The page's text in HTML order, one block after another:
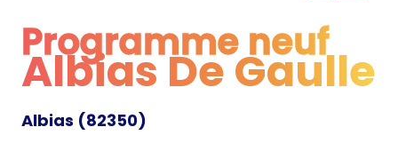
Programme neuf
Programme neuf
Albias De Gaulle
Albias (82350)